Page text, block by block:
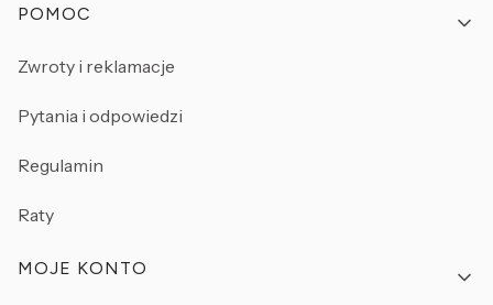
Linki w stopce
POMOC
Zwroty i reklamacje
Pytania i odpowiedzi
Regulamin
Raty
MOJE KONTO